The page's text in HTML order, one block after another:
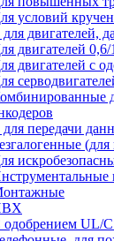
условий
двигателей,
двигателей
двигателей с
передачи
одобрением UL/